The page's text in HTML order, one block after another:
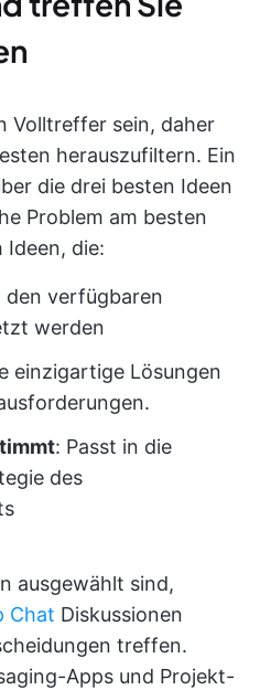
Volltreffer sein, daher
herauszufiltern. Ein
die drei besten Ideen
Problem am besten
Ideen, die:
den verfügbaren
werden
einzigartige Lösungen
: Passt in die
des
ausgewählt sind,
Chat Diskussionen
treffen.
Apps und Projekt-